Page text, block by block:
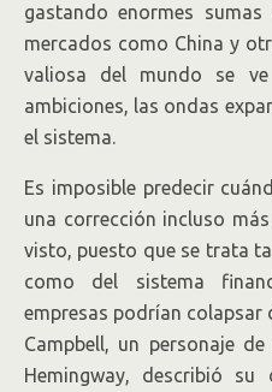
gastando enormes
mercados como China y
valiosa del mundo se
ambiciones, las ondas
el sistema.
Es imposible predecir
una corrección incluso
visto, puesto que se trata
como del sistema
empresas podrían colapsar
Campbell, un personaje
Hemingway, describió